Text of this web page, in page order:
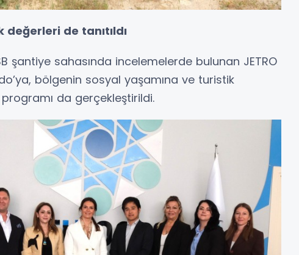
de tanıtıldı
şantiye sahasında incelemelerde bulunan JETRO
bölgenin sosyal yaşamına ve turistik
da gerçekleştirildi.